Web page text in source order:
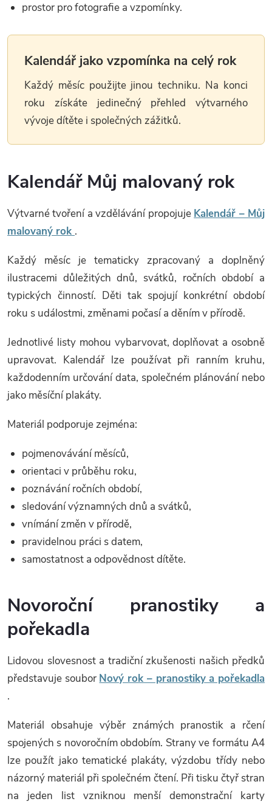
prostor pro fotografie a vzpomínky.
Kalendář jako vzpomínka na celý rok
Každý měsíc použijte jinou techniku. Na konci
roku získáte jedinečný přehled výtvarného
vývoje dítěte i společných zážitků.
Kalendář Můj malovaný rok
Výtvarné tvoření a vzdělávání propojuje Kalendář – Můj
malovaný rok .
Každý měsíc je tematicky zpracovaný a doplněný
ilustracemi důležitých dnů, svátků, ročních období a
typických činností. Děti tak spojují konkrétní období
roku s událostmi, změnami počasí a děním v přírodě.
Jednotlivé listy mohou vybarvovat, doplňovat a osobně
upravovat. Kalendář lze používat při ranním kruhu,
každodenním určování data, společném plánování nebo
jako měsíční plakáty.
Materiál podporuje zejména:
pojmenovávání měsíců,
orientaci v průběhu roku,
poznávání ročních období,
sledování významných dnů a svátků,
vnímání změn v přírodě,
pravidelnou práci s datem,
samostatnost a odpovědnost dítěte.
Novoroční pranostiky a
pořekadla
Lidovou slovesnost a tradiční zkušenosti našich předků
představuje soubor Nový rok – pranostiky a pořekadla
.
Materiál obsahuje výběr známých pranostik a rčení
spojených s novoročním obdobím. Strany ve formátu A4
lze použít jako tematické plakáty, výzdobu třídy nebo
názorný materiál při společném čtení. Při tisku čtyř stran
na jeden list vzniknou menší demonstrační karty